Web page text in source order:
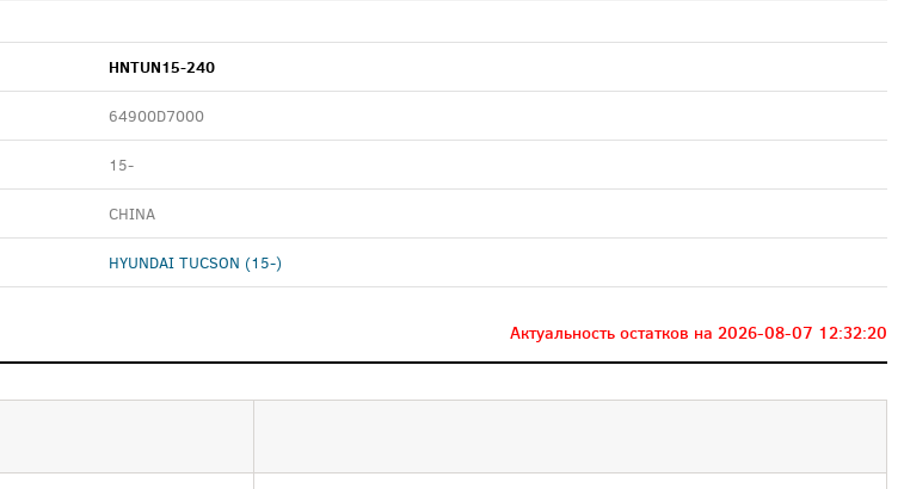
HNTUN15-240
64900D7000
15-
CHINA
HYUNDAI TUCSON (15-)
Актуальность остатков на 2026-08-07 12:32:20